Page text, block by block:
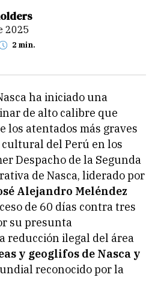
2025
2 min.
ha iniciado una
de alto calibre que
los atentados más graves
del Perú en los
Despacho de la Segunda
de Nasca, liderado por
Alejandro Meléndez
de 60 días contra tres
su presunta
reducción ilegal del área
y geoglifos de Nasca y
reconocido por la